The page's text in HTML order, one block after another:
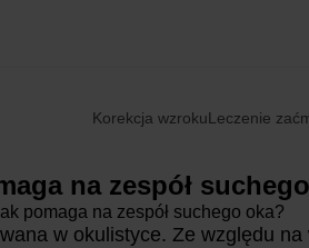
Korekcja wzrokuLeczenie
na zespół
pomaga na zespół suchego oka?
w okulistyce. Ze względu